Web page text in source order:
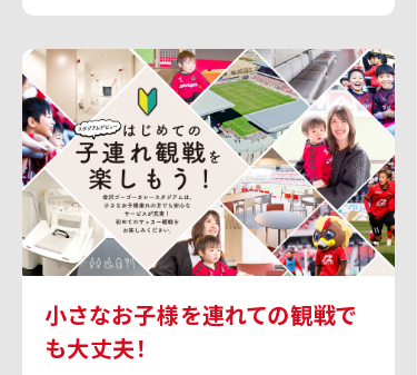
小さなお子様を連れての観戦で
も大丈夫！